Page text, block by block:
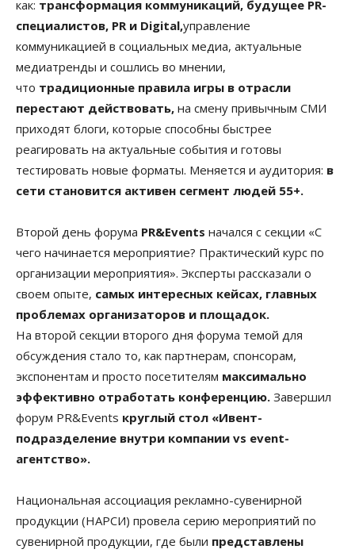
как: трансформация коммуникаций, будущее PR-
специалистов, PR и Digital,управление
коммуникацией в социальных медиа, актуальные
медиатренды и сошлись во мнении,
что традиционные правила игры в отрасли
перестают действовать, на смену привычным СМИ
приходят блоги, которые способны быстрее
реагировать на актуальные события и готовы
тестировать новые форматы. Меняется и аудитория: в
сети становится активен сегмент людей 55+.
Второй день форума PR&Events начался с секции «С
чего начинается мероприятие? Практический курс по
организации мероприятия». Эксперты рассказали о
своем опыте, самых интересных кейсах, главных
проблемах организаторов и площадок.
На второй секции второго дня форума темой для
обсуждения стало то, как партнерам, спонсорам,
экспонентам и просто посетителям максимально
эффективно отработать конференцию. Завершил
форум PR&Events круглый стол «Ивент-
подразделение внутри компании vs event-
агентство».
Национальная ассоциация рекламно-сувенирной
продукции (НАРСИ) провела серию мероприятий по
сувенирной продукции, где были представлены